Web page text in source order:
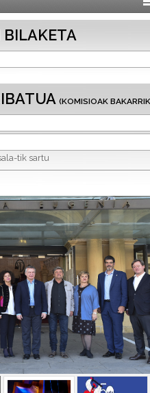
BILAKETA
(KOMISIOAK
tik sartu